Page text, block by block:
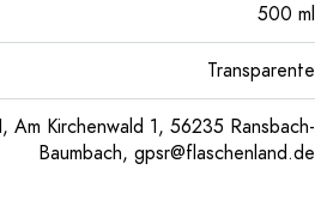
500 ml
Transparente
Am Kirchenwald 1, 56235 Ransbach-
Baumbach, gpsr@flaschenland.de